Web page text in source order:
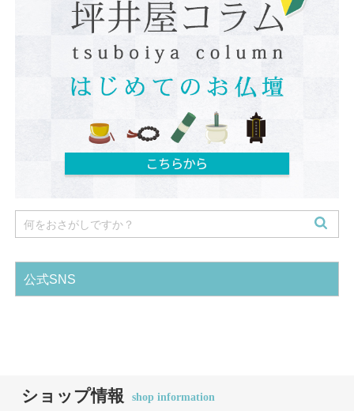
公式SNS
ショップ情報 shop information